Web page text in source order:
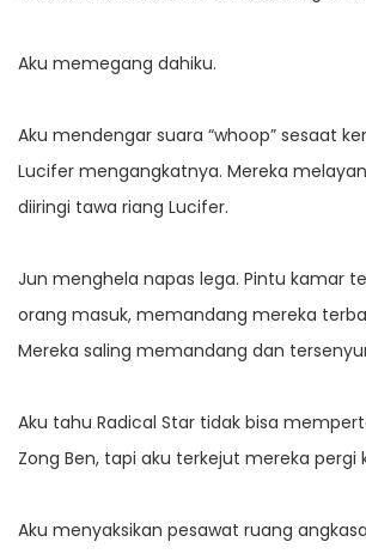
Aku memegang dahiku.
Aku mendengar suara “whoop” sesaat
Lucifer mengangkatnya. Mereka
diiringi tawa riang Lucifer.
Jun menghela napas lega. Pintu kamar
orang masuk, memandang mereka
Mereka saling memandang dan
Aku tahu Radical Star tidak bisa
Zong Ben, tapi aku terkejut mereka pergi
Aku menyaksikan pesawat ruang